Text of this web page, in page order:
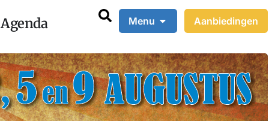
Agenda Menu Aanbiedingen